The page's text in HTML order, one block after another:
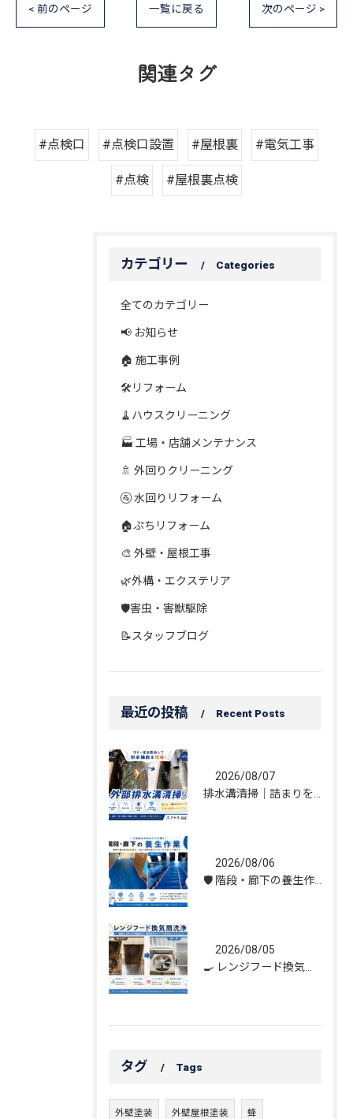
< 前のページ 一覧に戻る 次のページ >
関連タグ
#点検口 #点検口設置 #屋根裏 #電気工事
#点検 #屋根裏点検
カテゴリー Categories
全てのカテゴリー
📢 お知らせ
🏠 施工事例
🛠️リフォーム
🧹ハウスクリーニング
🏭 工場・店舗メンテナンス
🚿 外回りクリーニング
🚰 水回りリフォーム
🏠ぷちリフォーム
🎨 外壁・屋根工事
🌿外構・エクステリア
🛡️害虫・害獣駆除
📝スタッフブログ
最近の投稿 Recent Posts
2026/08/07
2026/08/06
2026/08/05
タグ Tags
外壁塗装 外壁屋根塗装 蜂